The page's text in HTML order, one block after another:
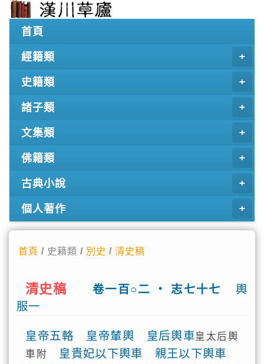
首頁
經籍類
史籍類
諸子類
文集類
佛籍類
古典小說
個人著作
首頁 / 史籍類 / 別史 /清史稿
清史稿 卷一百○二 ‧ 志七十七
輿
服一
皇帝五輅 皇帝輦輿 皇后輿車皇太后輿
車附
皇貴妃以下輿車 親王以下輿車